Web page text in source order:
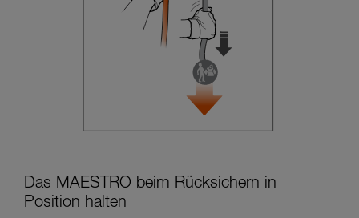
Das MAESTRO beim Rücksichern in
Position halten